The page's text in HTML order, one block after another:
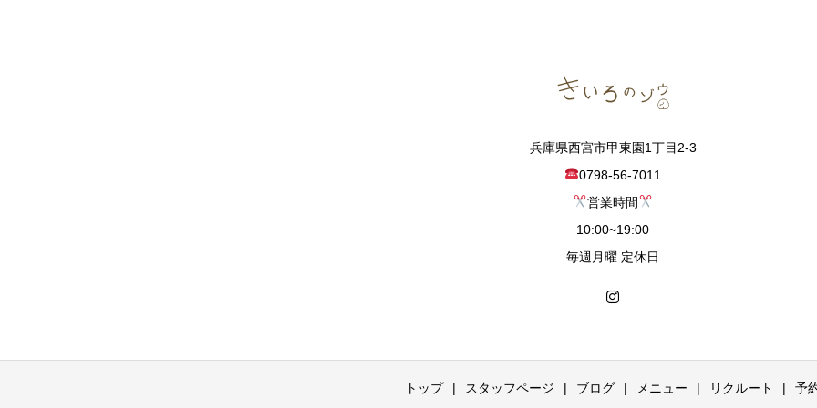
兵庫県西宮市甲東園1丁目2-3
0798-56-7011
営業時間
10:00~19:00
毎週月曜 定休日
トップ スタッフページ ブログ メニュー リクルート 予